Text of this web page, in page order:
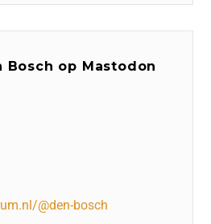
Bosch op Mastodon
@den-bosch